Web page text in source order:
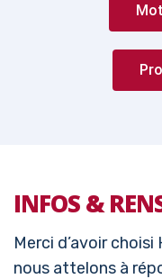
INFOS &
Merci d’avoir
nous attelons à